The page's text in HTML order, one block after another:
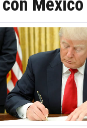
México